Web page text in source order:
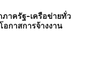
ภาครัฐ-เครือข่ายทั่ว
อกาสการจ้างงาน